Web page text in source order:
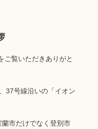
ご覧いただきありがと
37号線沿いの「イオン
市だけでなく登別市